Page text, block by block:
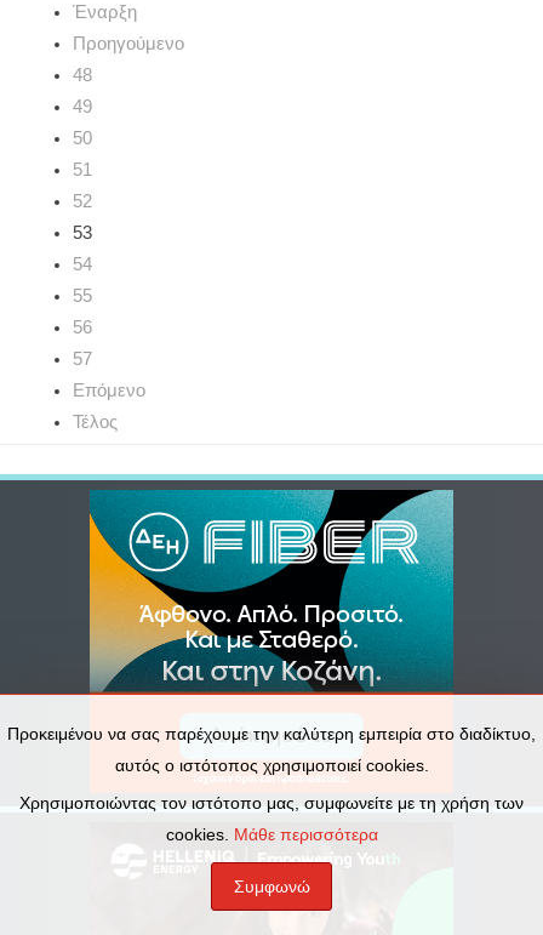
Έναρξη
Προηγούμενο
48
49
50
51
52
53
54
55
56
57
Επόμενο
Τέλος
Προκειμένου να σας παρέχουμε την καλύτερη εμπειρία στο διαδίκτυο,
αυτός ο ιστότοπος χρησιμοποιεί cookies.
Χρησιμοποιώντας τον ιστότοπο μας, συμφωνείτε με τη χρήση των
cookies. Μάθε περισσότερα
Συμφωνώ